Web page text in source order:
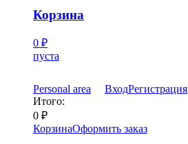
Корзина
0 ₽
пуста
Personal area ВходРегистрация
Итого:
0 ₽
КорзинаОформить заказ